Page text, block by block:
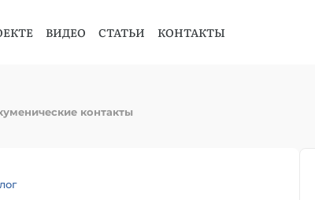
ВИДЕО СТАТЬИ КОНТАКТЫ
контакты